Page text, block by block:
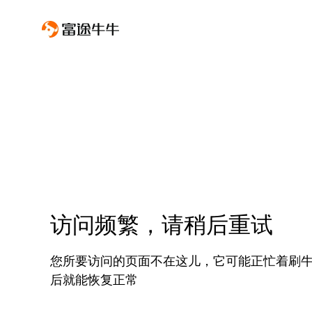
访问频繁，请稍后重试
您所要访问的页面不在这儿，它可能正忙着刷
后就能恢复正常